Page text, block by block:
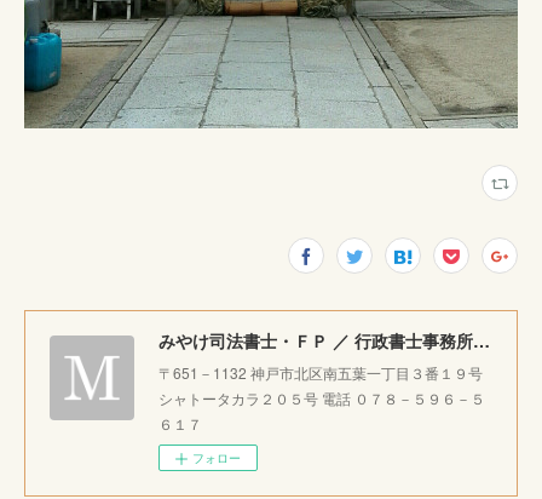
みやけ司法書士・ＦＰ ／ 行政書士事務所 ｜神戸市北区で相続・成年後見・生前整理のご相談をお受けしています。
〒651－1132 神戸市北区南五葉一丁目３番１９号
シャトータカラ２０５号 電話 ０７８－５９６－５
６１７
フォロー